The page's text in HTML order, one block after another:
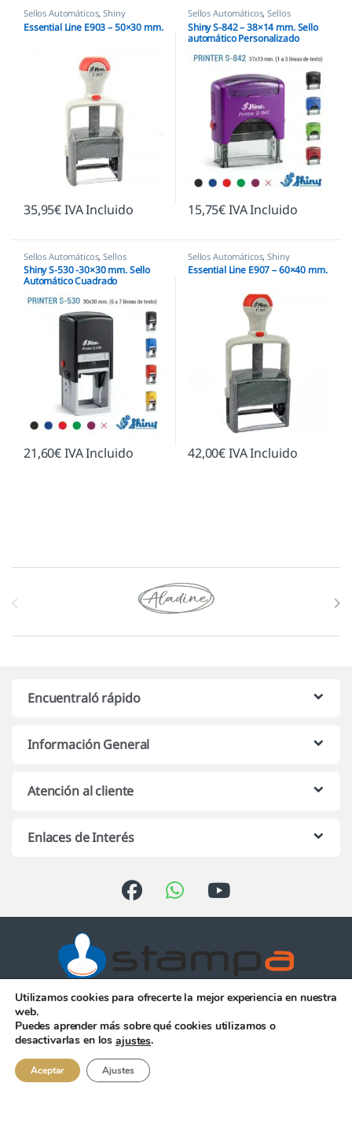
Sellos Automáticos,Shiny
Essential Line E903 – 50×30 mm.
35,95€IVA Incluido
Sellos Automáticos,Sellos
empresas,Shiny
Shiny S-842 – 38×14 mm. Sello
automático Personalizado
15,75€IVA Incluido
Sellos Automáticos,Sellos
empresas,Shiny
Shiny S-530 -30×30 mm. Sello
Automático Cuadrado
21,60€IVA Incluido
Sellos Automáticos,Shiny
Essential Line E907 – 60×40 mm.
42,00€IVA Incluido
Marcas De Carrusel
Encuentraló rápido
Información General
Atención al cliente
Enlaces de Interés
Atención telefónica de 10:00 h.
a 13:00 h. de Lunes a Viernes
956 344 058
Utilizamos cookies para ofrecerte la mejor experiencia en nuestra
web.
Puedes aprender más sobre qué cookies utilizamos o
desactivarlas en losajustes.
Aceptar Ajustes